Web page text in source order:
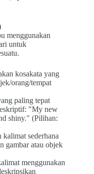
menggunakan
untuk
kosakata yang
orang/tempat
paling tepat
"My new
shiny." (Pilihan:
kalimat sederhana
gambar atau objek
menggunakan